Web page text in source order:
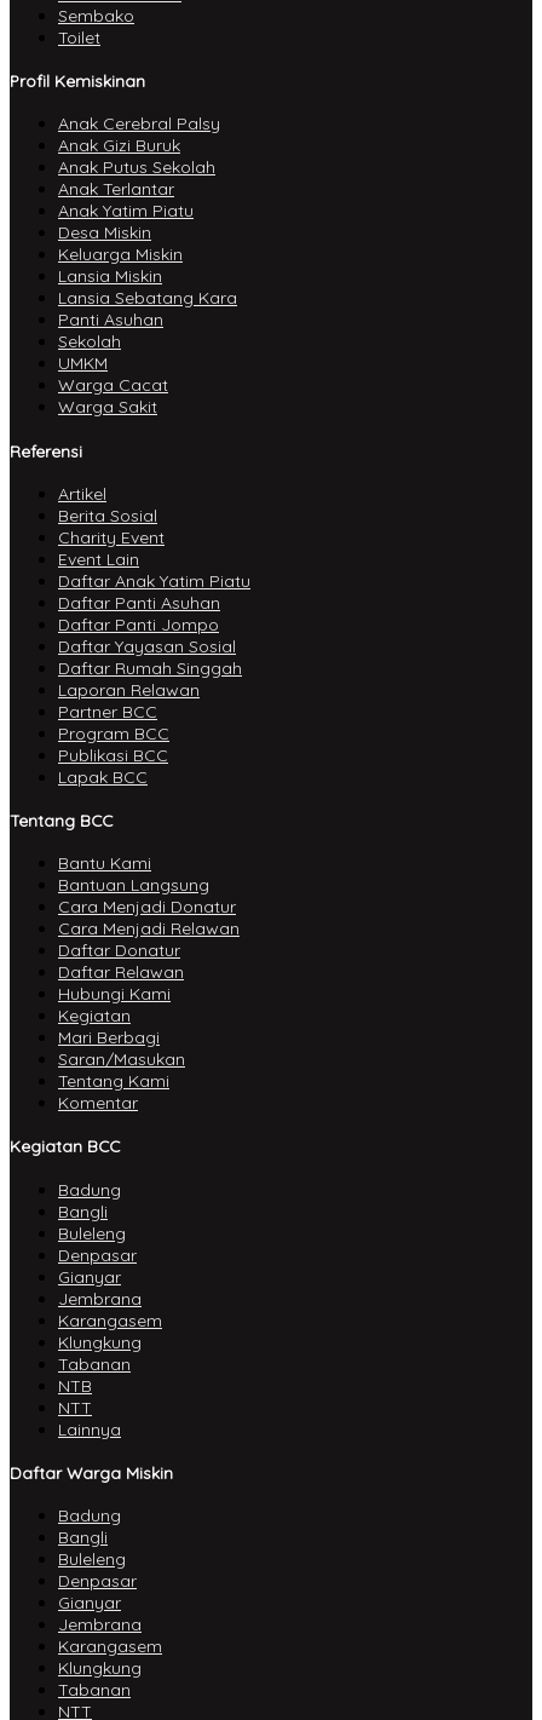
Sembako
Toilet
Profil Kemiskinan
Anak Cerebral Palsy
Anak Gizi Buruk
Anak Putus Sekolah
Anak Terlantar
Anak Yatim Piatu
Desa Miskin
Keluarga Miskin
Lansia Miskin
Lansia Sebatang Kara
Panti Asuhan
Sekolah
UMKM
Warga Cacat
Warga Sakit
Referensi
Artikel
Berita Sosial
Charity Event
Event Lain
Daftar Anak Yatim Piatu
Daftar Panti Asuhan
Daftar Panti Jompo
Daftar Yayasan Sosial
Daftar Rumah Singgah
Laporan Relawan
Partner BCC
Program BCC
Publikasi BCC
Lapak BCC
Tentang BCC
Bantu Kami
Bantuan Langsung
Cara Menjadi Donatur
Cara Menjadi Relawan
Daftar Donatur
Daftar Relawan
Hubungi Kami
Kegiatan
Mari Berbagi
Saran/Masukan
Tentang Kami
Komentar
Kegiatan BCC
Badung
Bangli
Buleleng
Denpasar
Gianyar
Jembrana
Karangasem
Klungkung
Tabanan
NTB
NTT
Lainnya
Daftar Warga Miskin
Badung
Bangli
Buleleng
Denpasar
Gianyar
Jembrana
Karangasem
Klungkung
Tabanan
NTT